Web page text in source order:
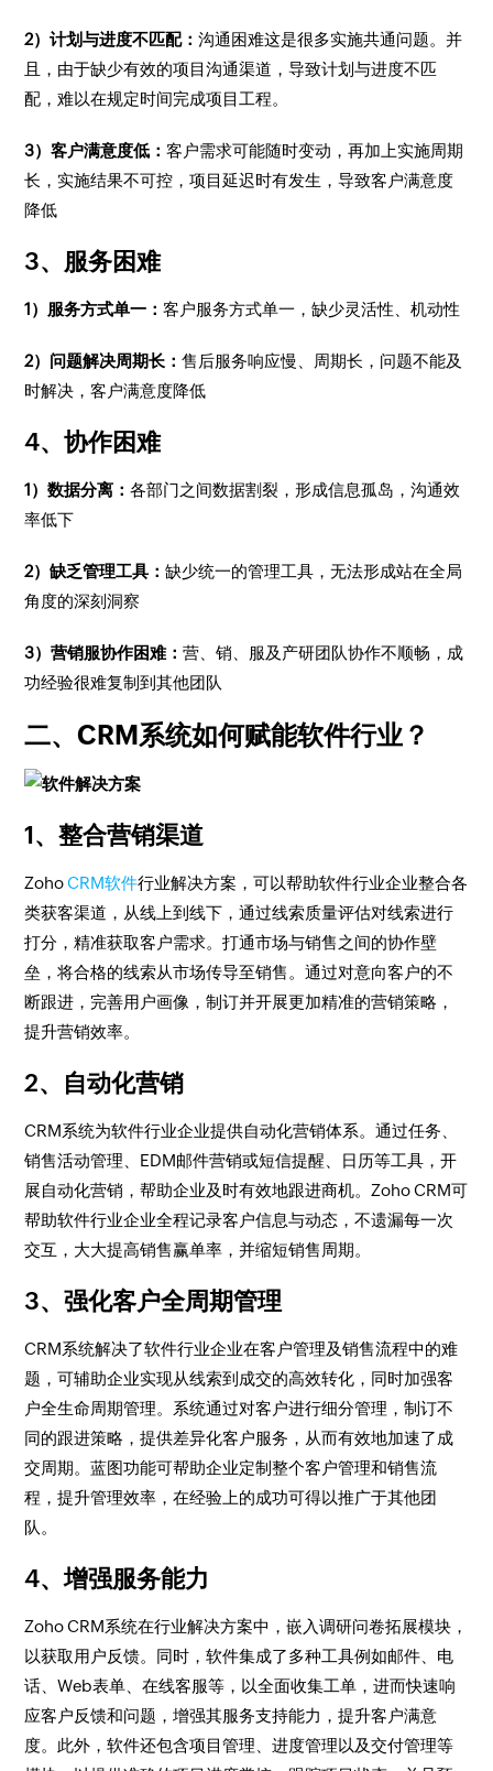
2）计划与进度不匹配：沟通困难这是很多实施共通问题。并
且，由于缺少有效的项目沟通渠道，导致计划与进度不匹
配，难以在规定时间完成项目工程。
3）客户满意度低：客户需求可能随时变动，再加上实施周期
长，实施结果不可控，项目延迟时有发生，导致客户满意度
降低
3、服务困难
1）服务方式单一：客户服务方式单一，缺少灵活性、机动性
2）问题解决周期长：售后服务响应慢、周期长，问题不能及
时解决，客户满意度降低
4、协作困难
1）数据分离：各部门之间数据割裂，形成信息孤岛，沟通效
率低下
2）缺乏管理工具：缺少统一的管理工具，无法形成站在全局
角度的深刻洞察
3）营销服协作困难：营、销、服及产研团队协作不顺畅，成
功经验很难复制到其他团队
二、CRM系统如何赋能软件行业？
1、整合营销渠道
ZohoCRM软件行业解决方案，可以帮助软件行业企业整合各
类获客渠道，从线上到线下，通过线索质量评估对线索进行
打分，精准获取客户需求。打通市场与销售之间的协作壁
垒，将合格的线索从市场传导至销售。通过对意向客户的不
断跟进，完善用户画像，制订并开展更加精准的营销策略，
提升营销效率。
2、自动化营销
CRM系统为软件行业企业提供自动化营销体系。通过任务、
销售活动管理、EDM邮件营销或短信提醒、日历等工具，开
展自动化营销，帮助企业及时有效地跟进商机。Zoho CRM可
帮助软件行业企业全程记录客户信息与动态，不遗漏每一次
交互，大大提高销售赢单率，并缩短销售周期。
3、强化客户全周期管理
CRM系统解决了软件行业企业在客户管理及销售流程中的难
题，可辅助企业实现从线索到成交的高效转化，同时加强客
户全生命周期管理。系统通过对客户进行细分管理，制订不
同的跟进策略，提供差异化客户服务，从而有效地加速了成
交周期。蓝图功能可帮助企业定制整个客户管理和销售流
程，提升管理效率，在经验上的成功可得以推广于其他团
队。
4、增强服务能力
Zoho CRM系统在行业解决方案中，嵌入调研问卷拓展模块，
以获取用户反馈。同时，软件集成了多种工具例如邮件、电
话、Web表单、在线客服等，以全面收集工单，进而快速响
应客户反馈和问题，增强其服务支持能力，提升客户满意
度。此外，软件还包含项目管理、进度管理以及交付管理等